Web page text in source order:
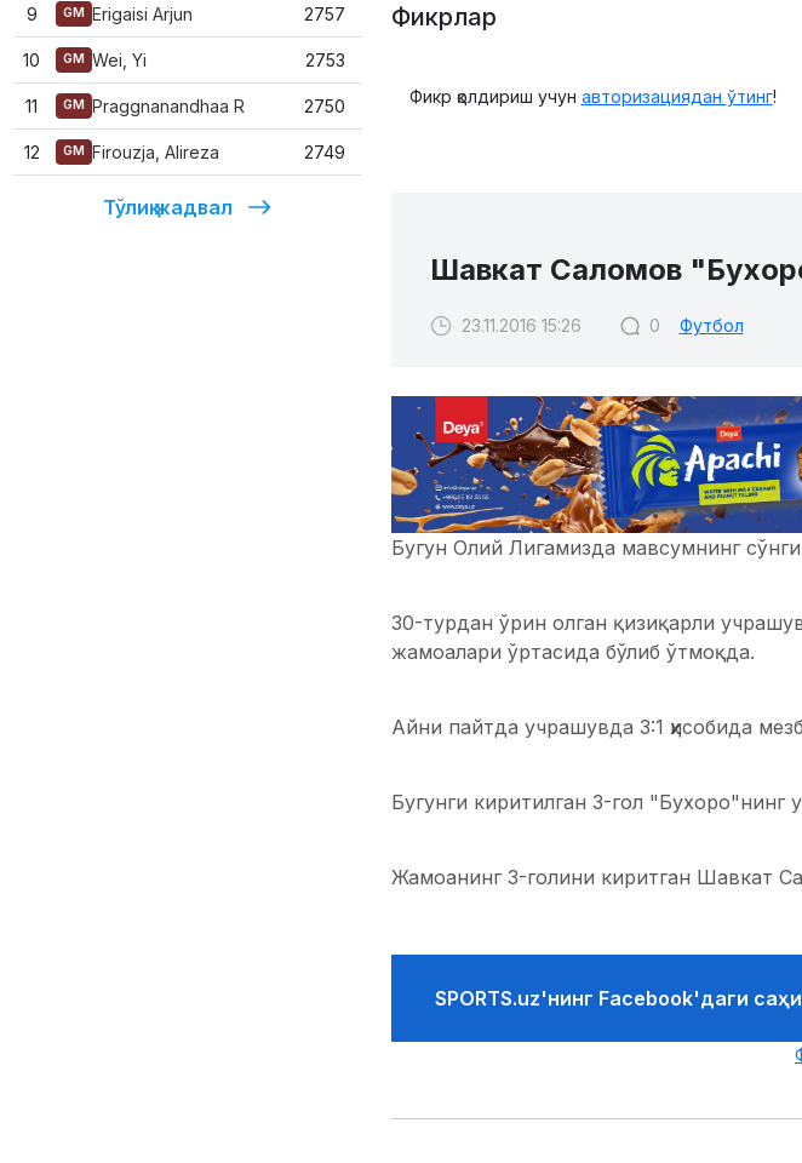
9 GM Erigaisi Arjun 2757
10 GM Wei, Yi 2753
11 GM Praggnanandhaa R 2750
12 GM Firouzja, Alireza 2749
Тўлиқ жадвал
Фикрлар
Фикр қолдириш учун авторизациядан ўтинг!
Шавкат Саломов
23.11.2016 15:26 0 Футбол
Бугун Олий Лигамизда мавсумнинг
30-турдан ўрин олган қизиқарли
жамоалари ўртасида бўлиб ўтмоқда.
Айни пайтда учрашувда 3:1 ҳисобида
Бугунги киритилган 3-гол "Бухоро"нинг
Жамоанинг 3-голини киритган Шавкат
SPORTS.uz'нинг Facebook'даги